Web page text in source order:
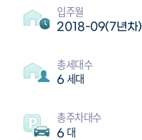
입주월
2018-09(7년차)
총세대수
6 세대
총주차대수
6 대